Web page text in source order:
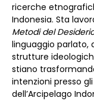
ricerche
Indonesia. Sta
Metodi del
linguaggio parlato,
strutture
stiano
intenzioni presso
dell’Arcipelago